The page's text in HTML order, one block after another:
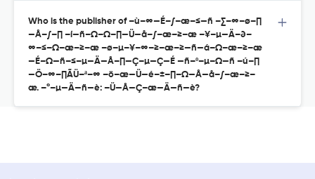
Who is the publisher of –ù–∞—É–∫–æ–≤—ñ –∑–∞–ø–∏
—Å–∫–∏ –í—ñ–Ω–Ω–∏—Ü—å–∫–æ–≥–æ –¥–µ—Ä–∂–
∞–≤–Ω–æ–≥–æ –ø–µ–¥–∞–≥–æ–≥—ñ—á–Ω–æ–≥–æ
—É–Ω—ñ–≤–µ—Ä—Å–∏—Ç–µ—Ç—É —ñ–º–µ–Ω—ñ –ú–∏
—Ö–∞–∏ÃÜ–ª–∞ –ö–æ—Ü—é–±–∏–Ω—Å—å–∫–æ–≥–
æ. –°–µ—Ä—ñ—è: –Ü—Å—Ç–æ—Ä—ñ—è?